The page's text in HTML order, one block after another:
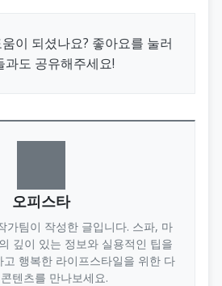
이 되셨나요? 좋아요를 눌러
과도 공유해주세요!
오피스타
가팀이 작성한 글입니다. 스파, 마
깊이 있는 정보와 실용적인 팁을
행복한 라이프스타일을 위한 다
텐츠를 만나보세요.